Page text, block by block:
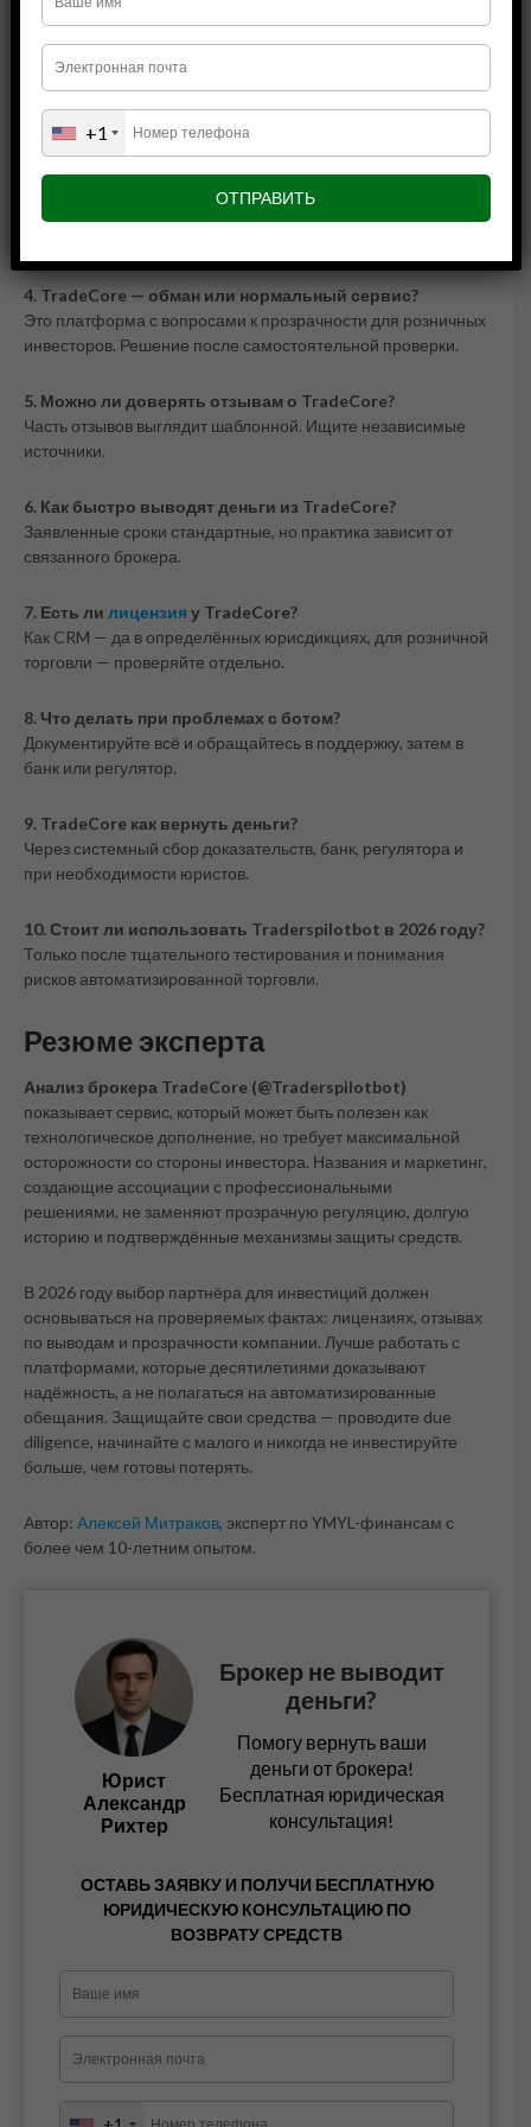
Требует проверки связанной платформы.
2. Как проверить домен TradeCore?
ЧерезWHOIS-сервисыоцените дату регистрации и
доступную информацию о владельце.
3. Надёжны ли сигналы Traderspilotbot?
Результаты зависят от рынка. Автоматизация не
4. TradeCore — обман или нормальный сервис?
Это платформа с вопросами к прозрачности для розничных
инвесторов. Решение после самостоятельной проверки.
5. Можно ли доверять отзывам о TradeCore?
Часть отзывов выглядит шаблонной. Ищите независимые
источники.
6. Как быстро выводят деньги из TradeCore?
Заявленные сроки стандартные, но практика зависит от
связанного брокера.
7. Есть ли лицензия у TradeCore?
Как CRM — да в определённых юрисдикциях, для розничной
торговли — проверяйте отдельно.
8. Что делать при проблемах с ботом?
Документируйте всё и обращайтесь в поддержку, затем в
банк или регулятор.
9. TradeCore как вернуть деньги?
Через системный сбор доказательств, банк, регулятора и
при необходимости юристов.
10. Стоит ли использовать Traderspilotbot в 2026 году?
Только после тщательного тестирования и понимания
рисков автоматизированной торговли.
Резюме эксперта
Анализ брокера TradeCore (@Traderspilotbot)
показывает сервис, который может быть полезен как
технологическое дополнение, но требует максимальной
осторожности со стороны инвестора. Названия и маркетинг,
создающие ассоциации с профессиональными
решениями, не заменяют прозрачную регуляцию, долгую
историю и подтверждённые механизмы защиты средств.
В 2026 году выбор партнёра для инвестиций должен
основываться на проверяемых фактах: лицензиях, отзывах
по выводам и прозрачности компании. Лучше работать с
платформами, которые десятилетиями доказывают
надёжность, а не полагаться на автоматизированные
обещания. Защищайте свои средства — проводите due
diligence, начинайте с малого и никогда не инвестируйте
больше, чем готовы потерять.
Автор: Алексей Митраков, эксперт по YMYL-финансам с
более чем 10-летним опытом.
Юрист
Александр
Рихтер
Брокер не выводит
деньги?
Помогу вернуть ваши
деньги от брокера!
Бесплатная юридическая
консультация!
ОСТАВЬ ЗАЯВКУ И ПОЛУЧИ БЕСПЛАТНУЮ
ЮРИДИЧЕСКУЮ КОНСУЛЬТАЦИЮ ПО
ВОЗВРАТУ СРЕДСТВ
+1